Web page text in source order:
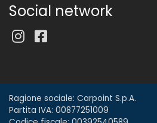
Social network
Ragione sociale: Carpoint S.p.A.
Partita IVA: 00877251009